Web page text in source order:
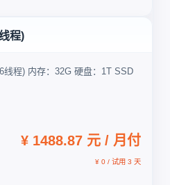
程)
线程) 内存：32G 硬盘：1T SSD
¥ 1488.87 元 / 月付
¥ 0 / 试用 3 天